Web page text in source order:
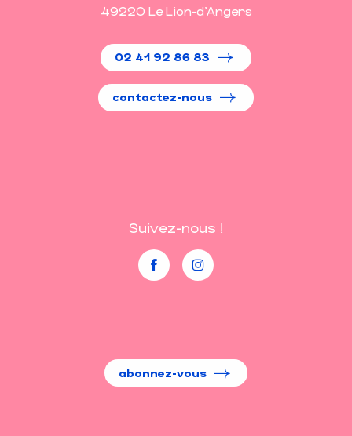
49220 Le Lion-d'Angers
02 41 92 86 83
contactez-nous
Suivez-nous !
abonnez-vous